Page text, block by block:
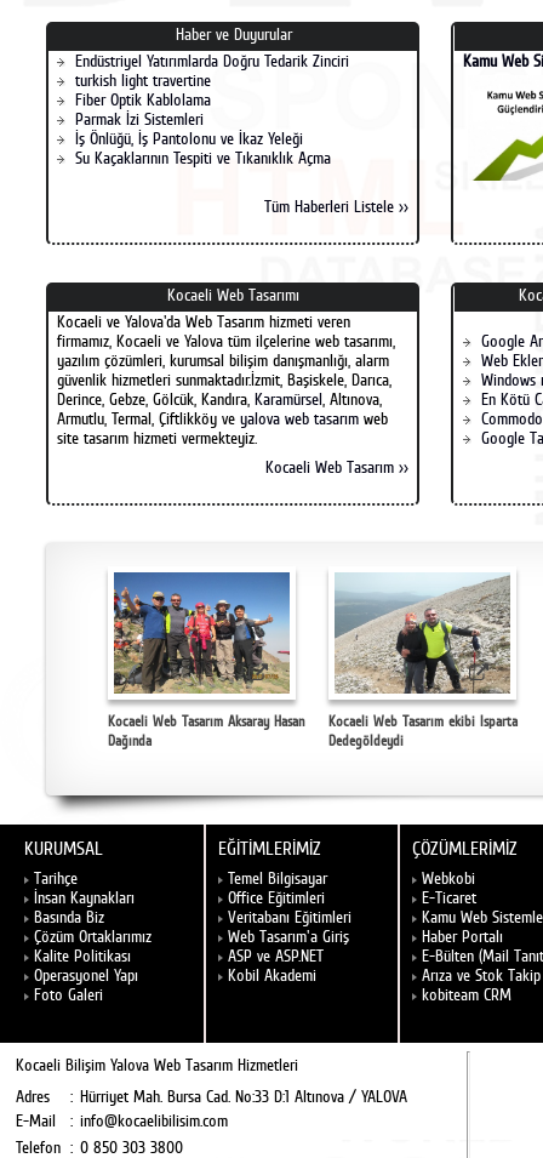
Haber ve Duyurular
Endüstriyel Yatırımlarda Doğru Tedarik Zinciri
turkish light travertine
Fiber Optik Kablolama
Parmak İzi Sistemleri
İş Önlüğü, İş Pantolonu ve İkaz Yeleği
Su Kaçaklarının Tespiti ve Tıkanıklık Açma
Tüm Haberleri Listele >>
Kamu Web
Kocaeli Web Tasarımı
Kocaeli ve Yalova'da Web Tasarım hizmeti veren
firmamız, Kocaeli ve Yalova tüm ilçelerine web tasarımı,
yazılım çözümleri, kurumsal bilişim danışmanlığı, alarm
güvenlik hizmetleri sunmaktadır.İzmit, Başiskele, Darıca,
Derince, Gebze, Gölcük, Kandıra,Karamürsel, Altınova,
Armutlu, Termal, Çiftlikköy veyalova web tasarım web
site tasarım hizmeti vermekteyiz.
Kocaeli Web Tasarım >>
Google
Web
Windows
En Kötü
Google
Kocaeli Web Tasarım Aksaray Hasan
Dağında
Kocaeli Web Tasarım ekibi Isparta
Dedegöldeydi
KURUMSAL
Tarihçe
İnsan Kaynakları
Basında Biz
Çözüm Ortaklarımız
Kalite Politikası
Operasyonel Yapı
Foto Galeri
EĞİTİMLERİMİZ
Temel Bilgisayar
Office Eğitimleri
Veritabanı Eğitimleri
Web Tasarım'a Giriş
ASP ve ASP.NET
Kobil Akademi
ÇÖZÜMLERİMİZ
Webkobi
E-Ticaret
Kamu Web
Haber Portalı
E-Bülten (Mail
Arıza ve Stok Takip
kobiteam CRM
Kocaeli Bilişim Yalova Web Tasarım Hizmetleri
Adres
: Hürriyet Mah. Bursa Cad. No:33 D:1 Altınova / YALOVA
E-Mail
: info@kocaelibilisim.com
Telefon : 0 850 303 3800